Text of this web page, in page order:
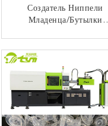
Создатель Ниппели
Младенца/бутылки
Впрыски 12.1КВ
В Форму
КОНТАКТ